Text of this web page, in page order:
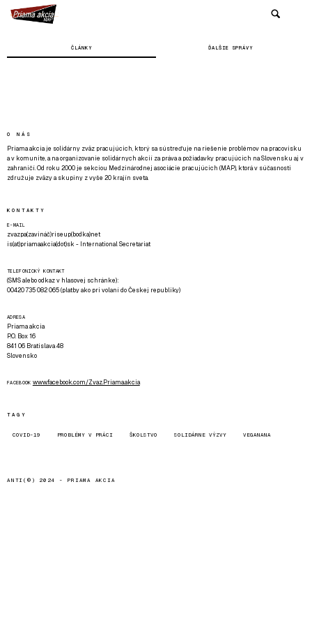
ČLÁNKY ĎALŠIE SPRÁVY
O NÁS
Priama akcia je solidárny zväz pracujúcich, ktorý sa sústreďuje na riešenie problémov na pracovisku
a v komunite, a na organizovanie solidárnych akcií za práva a požiadavky pracujúcich na Slovensku aj v
zahraničí. Od roku 2000 je sekciou Medzinárodnej asociácie pracujúcich (MAP), ktorá v súčasnosti
združuje zväzy a skupiny z vyše 20 krajín sveta.
KONTAKTY
E-MAIL
zvazpa(zavináč)riseup(bodka)net
is(at)priamaakcia(dot)sk - International Secretariat
TELEFONICKÝ KONTAKT
(SMS alebo odkaz v hlasovej schránke):
00420 735 082 065 (platby ako pri volaní do Českej republiky)
ADRESA
Priama akcia
P.O. Box 16
841 06 Bratislava 48
Slovensko
FACEBOOK www.facebook.com/Zvaz.Priama.akcia
TAGY
COVID-19 PROBLÉMY V PRÁCI ŠKOLSTVO SOLIDÁRNE VÝZVY VEGANANA
ANTI(©) 2024 - PRIAMA AKCIA